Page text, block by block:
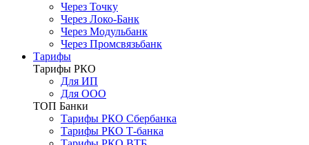
Через Точку
Через Локо-Банк
Через Модульбанк
Через Промсвязьбанк
Тарифы
Тарифы РКО
Для ИП
Для ООО
ТОП Банки
Тарифы РКО Сбербанка
Тарифы РКО Т-банка